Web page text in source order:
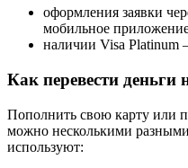
оформления заявки
мобильное
наличии Visa Platinum
Как перевести деньги
Пополнить свою карту или
можно несколькими
используют: